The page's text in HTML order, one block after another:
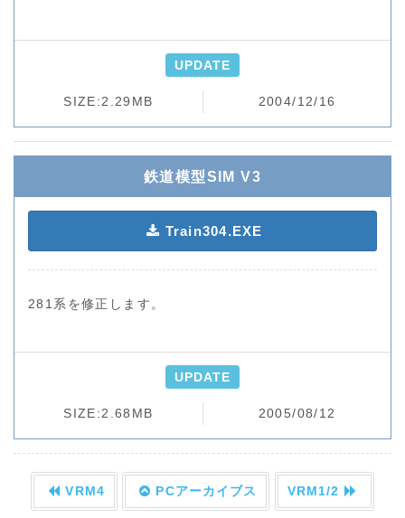
UPDATE
SIZE:2.29MB 2004/12/16
鉄道模型SIM V3
Train304.EXE
281系を修正します。
UPDATE
SIZE:2.68MB 2005/08/12
VRM4 PCアーカイブス VRM1/2